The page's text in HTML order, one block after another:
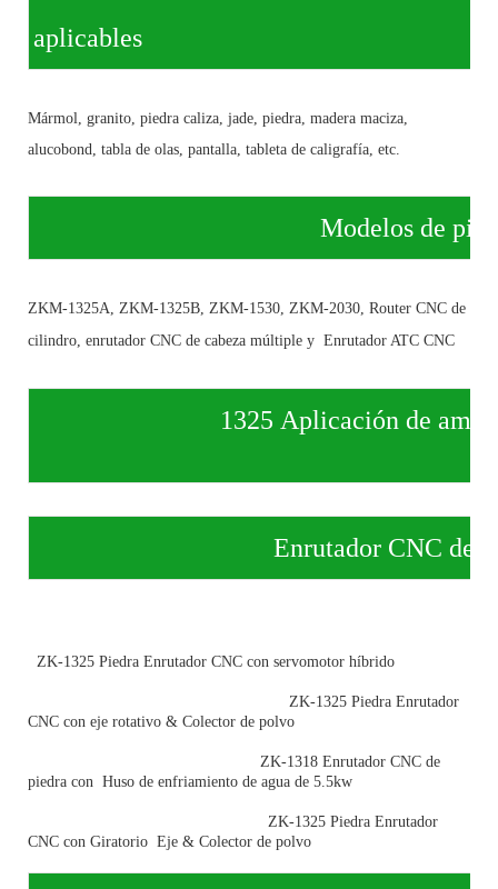
aplicables
Mármol, granito, piedra caliza, jade, piedra, madera maciza,
alucobond, tabla de olas, pantalla, tableta de caligrafía, etc.
Modelos de piedra
ZKM-1325A, ZKM-1325B, ZKM-1530, ZKM-2030, Router CNC de
cilindro, enrutador CNC de cabeza múltiple y Enrutador ATC CNC
1325 Aplicación de amplio
Enrutador CNC de piedra
ZK-1325 Piedra Enrutador CNC con servomotor híbrido
ZK-1325 Piedra Enrutador
CNC con eje rotativo & Colector de polvo
ZK-1318 Enrutador CNC de
piedra con Huso de enfriamiento de agua de 5.5kw
ZK-1325 Piedra Enrutador
CNC con Giratorio Eje & Colector de polvo